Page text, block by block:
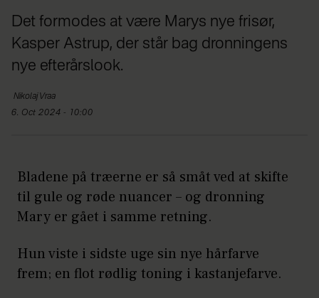
Det formodes at være Marys nye frisør,
Kasper Astrup, der står bag dronningens
nye efterårslook.
Nikolaj Vraa
6. Oct 2024 - 10:00
Bladene på træerne er så småt ved at skifte
til gule og røde nuancer – og dronning
Mary er gået i samme retning.
Hun viste i sidste uge sin nye hårfarve
frem; en flot rødlig toning i kastanjefarve.